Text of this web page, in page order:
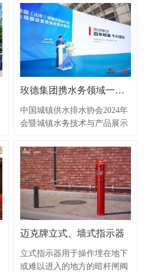
示》通知，济南迈克阀门科技
有限公司顺利通过2024年度山
东省“专精特新”中小企业复
核。“专精特新”是国家为引导
中小企业走专业化、精细化、
特色化、新颖化发展之路，增
强自主创新能力和核心竞争
力，不断提高中小企业发展质
量和水平而实施的重大工程。
迈克阀门于2020年度首次获得
复核评定成功，这不仅是对企
业走发展化、精细化、特色化
的肯定，更是对企业潜力的认
可。未来，迈克阀门将坚持
“专精特新”企业发展方向，锐
意进取、持续创新，提升技术
研发水平，助力公司高速、高
质发展，向更高的目标迈进。
玫德集团携水务领域一站式产品及智慧解决方案，亮相中国水协2024年会暨城镇水务技术与产品交流展示会
中国城镇供水排水协会2024年
会暨城镇水务技术与产品展示
秉承“会朋友·议良策·寻机遇·
求发展”的宗旨，中国城镇供
水排水协会2024年会暨城镇水
务技术与产品交流展示在山东
青岛成功启幕。玫德集团作为
流体输送领域解决方案专家，
在本次展会精彩亮相。为用户
呈现城镇供水排水一站式产品
及智慧解决方案。4月18日，
玫德集团党委书记、董事局副
迈克牌立式、墙式指示器
立式指示器用于操作埋在地下
或难以进入的地方的暗杆闸阀